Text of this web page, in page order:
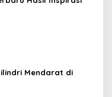
Mendarat di